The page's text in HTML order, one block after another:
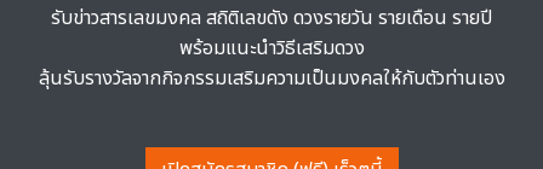
รับข่าวสารเลขมงคล สถิติเลขดัง ดวงรายวัน รายเดือน รายปี
พร้อมแนะนำวิธีเสริมดวง
ลุ้นรับรางวัลจากกิจกรรมเสริมความเป็นมงคลให้กับตัวท่านเอง